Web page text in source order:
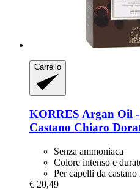
Carrello
KORRES Argan Oil
Castano Chiaro
Senza ammoniaca
Colore intenso e
Per capelli da
€ 20,49